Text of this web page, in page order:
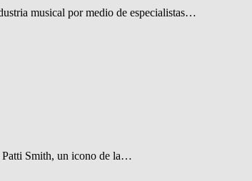
musical por medio de especialistas…
Patti Smith, un icono de la…